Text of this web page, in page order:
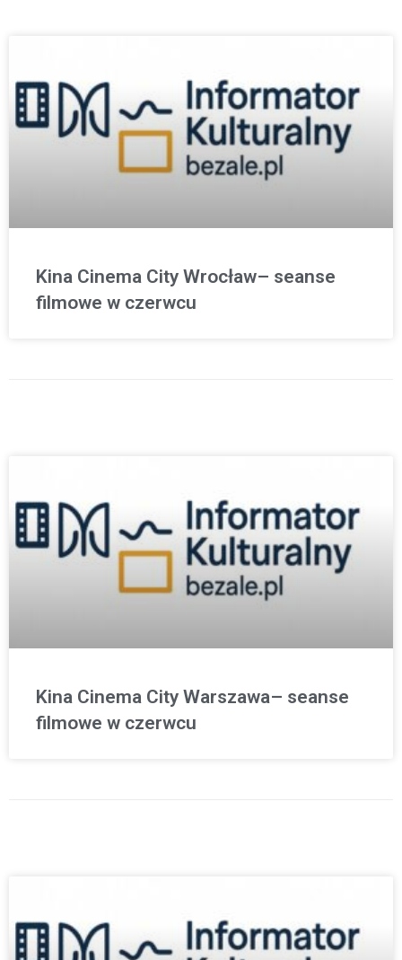
Kina Cinema City Wrocław– seanse
filmowe w czerwcu
Kina Cinema City Warszawa– seanse
filmowe w czerwcu